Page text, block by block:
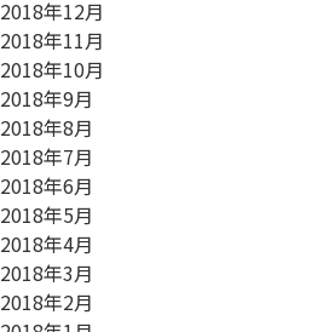
2018年12月
2018年11月
2018年10月
2018年9月
2018年8月
2018年7月
2018年6月
2018年5月
2018年4月
2018年3月
2018年2月